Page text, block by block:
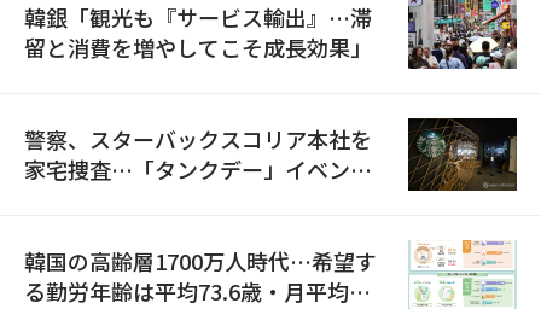
韓銀「観光も『サービス輸出』…滞
留と消費を増やしてこそ成長効果」
警察、スターバックスコリア本社を
家宅捜査…「タンクデー」イベント
韓国の高齢層1700万人時代…希望す
る勤労年齢は平均73.6歳・月平均賃